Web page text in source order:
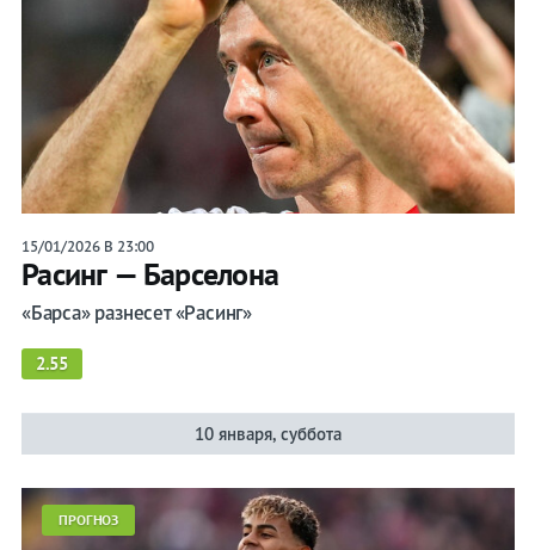
15/01/2026 В 23:00
Расинг — Барселона
«Барса» разнесет «Расинг»
2.55
10 января, суббота
ПРОГНОЗ